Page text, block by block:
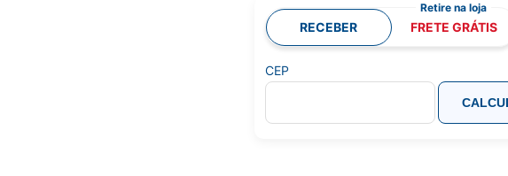
RECEBER FRETE GRÁTIS
CEP